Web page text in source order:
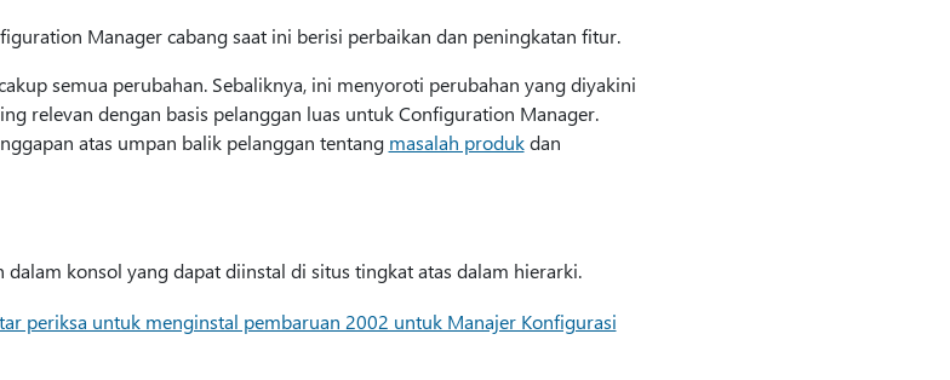
Manager cabang saat ini berisi perbaikan dan peningkatan fitur.
semua perubahan. Sebaliknya, ini menyoroti perubahan yang diyakini
relevan dengan basis pelanggan luas untuk Configuration Manager.
atas umpan balik pelanggan tentang masalah produkdan
konsol yang dapat diinstal di situs tingkat atas dalam hierarki.
periksa untuk menginstal pembaruan 2002 untuk Manajer Konfigurasi